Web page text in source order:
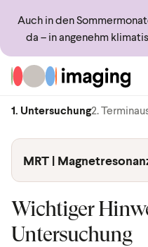
Auch in den
da – in angenehm
Zur Startseite
1. Untersuchung2.
MRT |
Wichtiger
Untersuchung